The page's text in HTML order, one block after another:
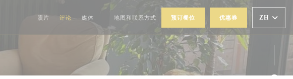
照片 评论
媒体
((在新窗口中打开))
地图和联系方式 预订餐位 优惠券 ZH